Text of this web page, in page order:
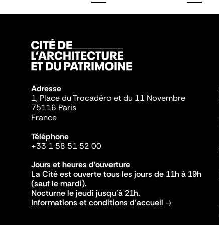
Adresse
1, Place du Trocadéro et du 11 Novembre
75116 Paris
France
Téléphone
+33 1 58 51 52 00
Jours et heures d'ouverture
La Cité est ouverte tous les jours de 11h à 19h
(sauf le mardi).
Nocturne le jeudi jusqu'à 21h.
Informations et conditions d'accueil